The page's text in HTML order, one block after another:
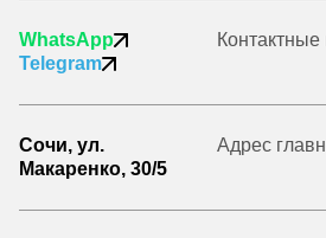
WhatsApp
Telegram
Сочи, ул.
Макаренко, 30/5
Адрес